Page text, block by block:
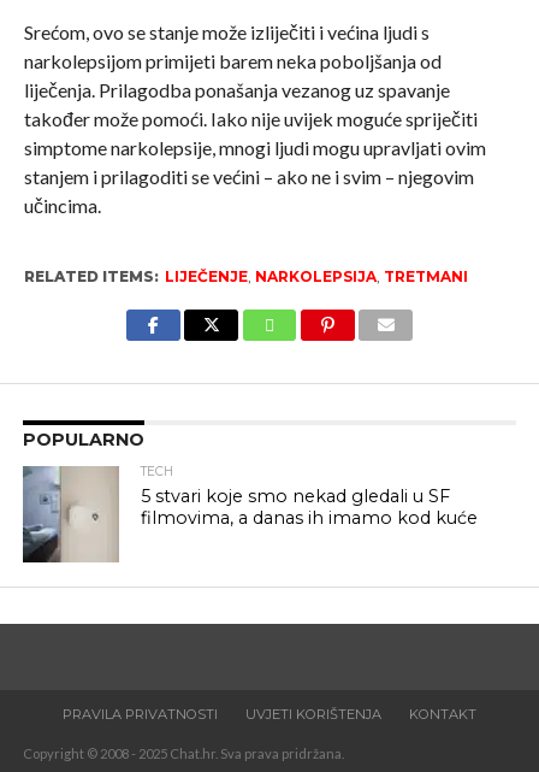
Srećom, ovo se stanje može izliječiti i većina ljudi s
narkolepsijom primijeti barem neka poboljšanja od
liječenja. Prilagodba ponašanja vezanog uz spavanje
također može pomoći. Iako nije uvijek moguće spriječiti
simptome narkolepsije, mnogi ljudi mogu upravljati ovim
stanjem i prilagoditi se većini – ako ne i svim – njegovim
učincima.
RELATED ITEMS: LIJEČENJE, NARKOLEPSIJA, TRETMANI
POPULARNO
TECH
5 stvari koje smo nekad gledali u SF
filmovima, a danas ih imamo kod kuće
PRAVILA PRIVATNOSTI UVJETI KORIŠTENJA KONTAKT
Copyright © 2008 - 2025 Chat.hr. Sva prava pridržana.